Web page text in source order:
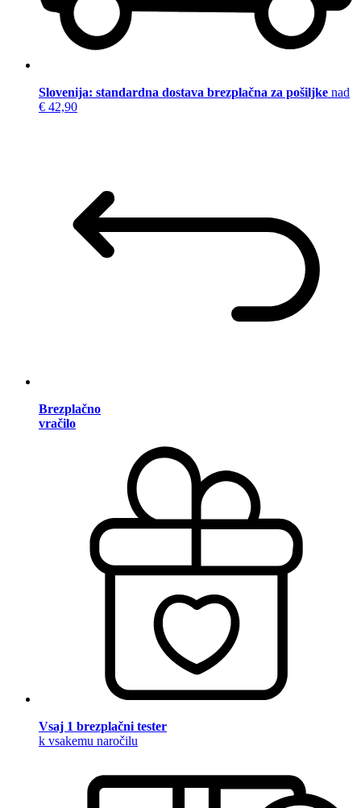
Slovenija: standardna dostava brezplačna za pošiljke nad
€ 42,90
Brezplačno
vračilo
Vsaj 1 brezplačni tester
k vsakemu naročilu